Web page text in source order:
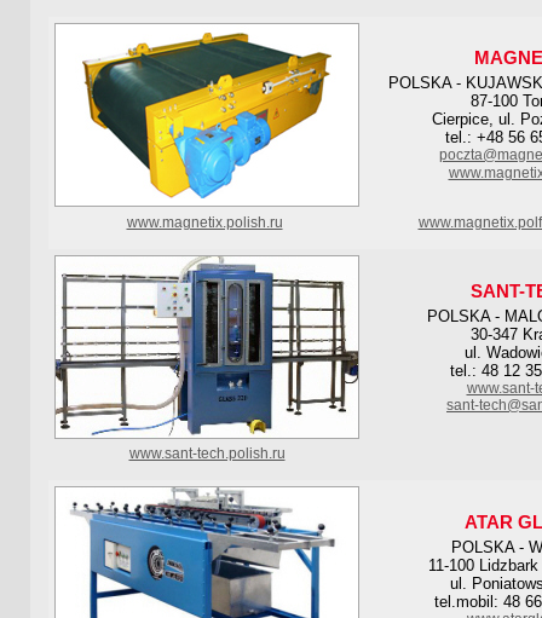
POLSKA -
87-100
Cierpice, ul.
tel.: +48 56
www.magnetix.polish.ru
SANT-
POLSKA -
30-347
ul.
tel.: 48 12
www.sant-
sant-
www.sant-tech.polish.ru
ATAR
POLSKA -
11-100
ul.
tel.mobil: 48